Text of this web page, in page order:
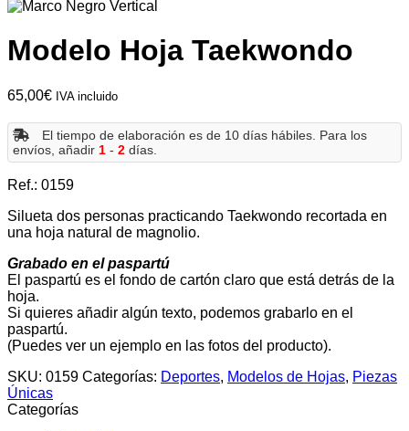
Modelo Hoja Taekwondo
65,00€ IVA incluido
El tiempo de elaboración es de 10 días hábiles. Para los
envíos, añadir 1 - 2 días.
Ref.: 0159
Silueta dos personas practicando Taekwondo recortada en
una hoja natural de magnolio.
Grabado en el paspartú
El paspartú es el fondo de cartón claro que está detrás de la
hoja.
Si quieres añadir algún texto, podemos grabarlo en el
paspartú.
(Puedes ver un ejemplo en las fotos del producto).
SKU: 0159 Categorías: Deportes, Modelos de Hojas, Piezas
Únicas
Categorías